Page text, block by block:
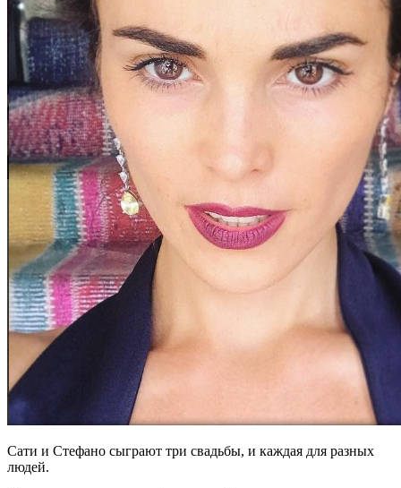
Сати и Стефано сыграют три свадьбы, и каждая для разных
людей.